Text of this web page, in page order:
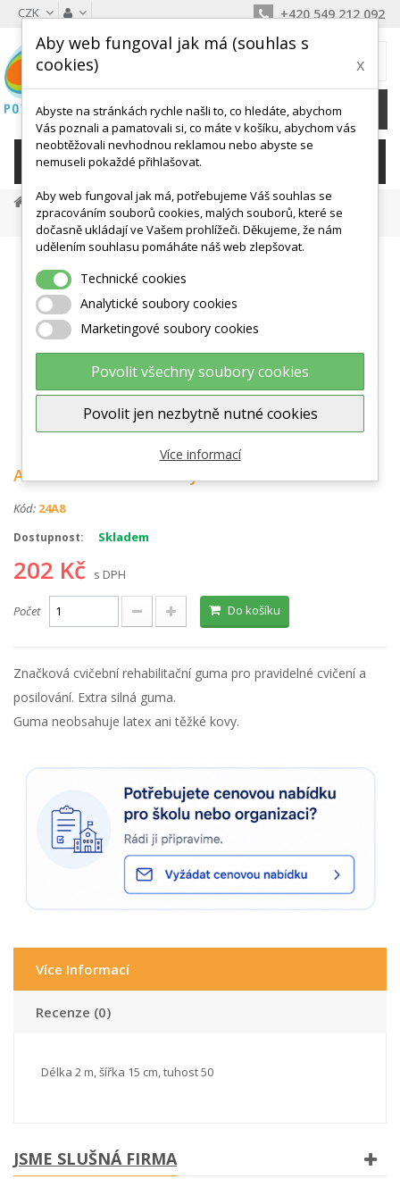
CZK +420 549 212 092
0 Kč
KATEGORIE
Posilovací Pomůcky
Cvičební Gumy
Aerobic Band 2m Modrý
Zobrazit větší
Aerobic band 2m modrý
Kód: 24A8
Dostupnost: Skladem
202 Kč s DPH
Počet Do košíku
Značková cvičební rehabilitační guma pro pravidelné cvičení a
posilování. Extra silná guma.
Guma neobsahuje latex ani těžké kovy.
Více Informací
Recenze (0)
Délka 2 m, šířka 15 cm, tuhost 50
JSME SLUŠNÁ FIRMA
Aby web fungoval jak má (souhlas s
cookies)
x
Abyste na stránkách rychle našli to, co hledáte, abychom
Vás poznali a pamatovali si, co máte v košíku, abychom vás
neobtěžovali nevhodnou reklamou nebo abyste se
nemuseli pokaždé přihlašovat.
Aby web fungoval jak má, potřebujeme Váš souhlas se
zpracováním souborů cookies, malých souborů, které se
dočasně ukládají ve Vašem prohlížeči. Děkujeme, že nám
udělením souhlasu pomáháte náš web zlepšovat.
Technické cookies
Analytické soubory cookies
Marketingové soubory cookies
Povolit všechny soubory cookies
Povolit jen nezbytně nutné cookies
Více informací